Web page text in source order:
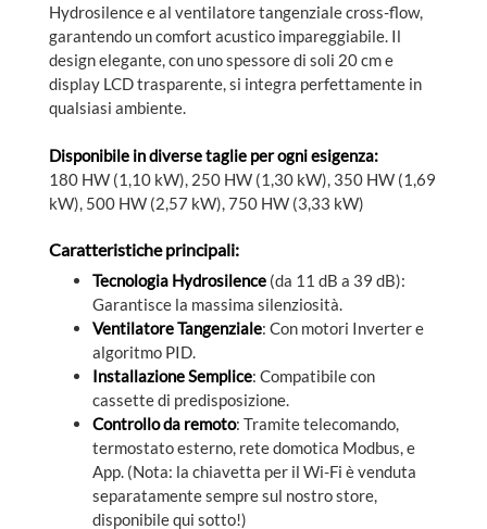
Hydrosilence e al ventilatore tangenziale cross-flow,
garantendo un comfort acustico impareggiabile. Il
design elegante, con uno spessore di soli 20 cm e
display LCD trasparente, si integra perfettamente in
qualsiasi ambiente.
Disponibile in diverse taglie per ogni esigenza:
180 HW (1,10 kW), 250 HW (1,30 kW), 350 HW (1,69
kW), 500 HW (2,57 kW), 750 HW (3,33 kW)
Caratteristiche principali:
Tecnologia Hydrosilence (da 11 dB a 39 dB):
Garantisce la massima silenziosità.
Ventilatore Tangenziale: Con motori Inverter e
algoritmo PID.
Installazione Semplice: Compatibile con
cassette di predisposizione.
Controllo da remoto: Tramite telecomando,
termostato esterno, rete domotica Modbus, e
App. (Nota: la chiavetta per il Wi-Fi è venduta
separatamente sempre sul nostro store,
disponibile qui sotto!)